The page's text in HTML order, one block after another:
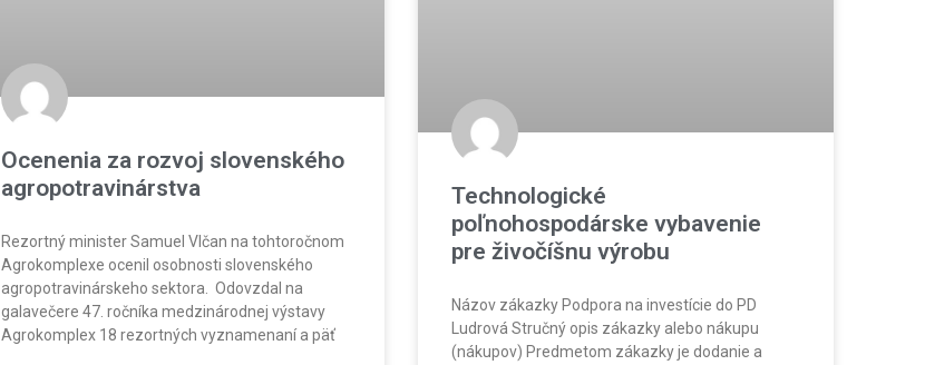
Ocenenia za rozvoj slovenského
agropotravinárstva
Rezortný minister Samuel Vlčan na tohtoročnom
Agrokomplexe ocenil osobnosti slovenského
agropotravinárskeho sektora. Odovzdal na
galavečere 47. ročníka medzinárodnej výstavy
Agrokomplex 18 rezortných vyznamenaní a päť
Technologické
poľnohospodárske vybavenie
pre živočíšnu výrobu
Názov zákazky Podpora na investície do PD
Ludrová Stručný opis zákazky alebo nákupu
(nákupov) Predmetom zákazky je dodanie a